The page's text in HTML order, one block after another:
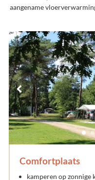
aangename
Comfortplaats
kamperen op zonnige